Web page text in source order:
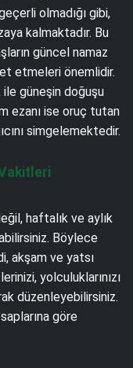
olmadığı gibi,
kalmaktadır. Bu
güncel namaz
etmeleri önemlidir.
ile güneşin doğuşu
ezanı ise oruç tutan
simgelemektedir.
haftalık ve aylık
Böylece
akşam ve yatsı
yolculuklarınızı
düzenleyebilirsiniz.
göre